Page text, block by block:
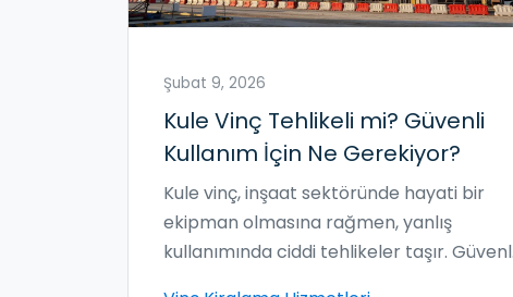
Şubat 9, 2026
Kule Vinç Tehlikeli mi? Güvenli
Kullanım İçin Ne Gerekiyor?
Kule vinç, inşaat sektöründe hayati bir
ekipman olmasına rağmen, yanlış
kullanımında ciddi tehlikeler taşır. Güvenli